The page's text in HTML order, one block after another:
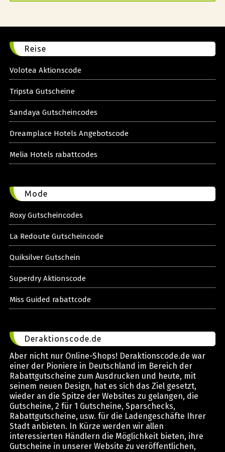
Reise
Volotea Aktionscode
Tripsta Gutscheine
Sandaya Gutscheincodes
Dreamplace Hotels Angebotscode
Melia Hotels rabattcodes
Mode
Roxy Gutscheincodes
La Redoute Gutscheincode
Quiksilver Gutschein
Superdry Aktionscode
Miss Guided rabattcode
Deraktionscode.de
Aber nicht nur Online-Shops! Deraktionscode.de war
einer der Pioniere in Deutschland im Bereich der
Rabattgutscheine zum Ausdrucken und heute, mit
seinem neuen Design, hat es sich das Ziel gesetzt,
wieder an die Spitze der Websites zu gelangen, die
Gutscheine, 2 für 1 Gutscheine, Sparschecks,
Rabattgutscheine, usw. für die Ladengeschäfte Ihrer
Stadt anbieten. In Kürze werden wir allen
interessierten Händlern die Möglichkeit bieten, ihre
Gutscheine in unserer Website zu veröffentlichen,